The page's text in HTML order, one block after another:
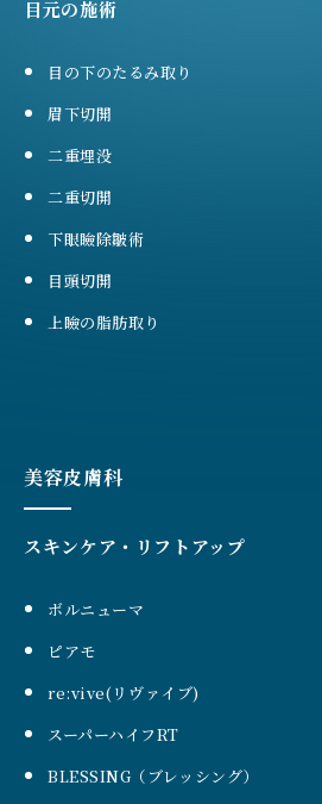
目元の施術
目の下のたるみ取り
眉下切開
二重埋没
二重切開
下眼瞼除皺術
目頭切開
上瞼の脂肪取り
美容皮膚科
スキンケア・リフトアップ
ボルニューマ
ピアモ
re:vive(リヴァイブ)
スーパーハイフRT
BLESSING（ブレッシング）